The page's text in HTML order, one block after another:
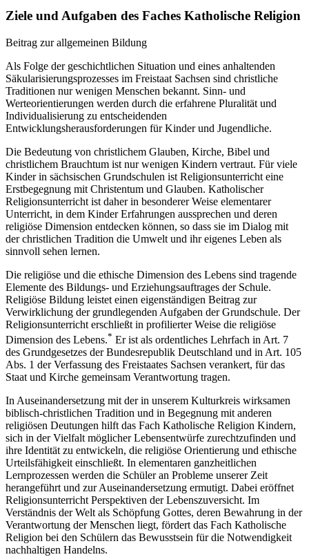
Ziele und Aufgaben des Faches Katholische Religion
Beitrag zur allgemeinen Bildung
Als Folge der geschichtlichen Situation und eines anhaltenden
Säkularisierungsprozesses im Freistaat Sachsen sind christliche
Traditionen nur wenigen Menschen bekannt. Sinn- und
Werteorientierungen werden durch die erfahrene Pluralität und
Individualisierung zu entscheidenden
Entwicklungsherausforderungen für Kinder und Jugendliche.
Die Bedeutung von christlichem Glauben, Kirche, Bibel und
christlichem Brauchtum ist nur wenigen Kindern vertraut. Für viele
Kinder in sächsischen Grundschulen ist Religionsunterricht eine
Erstbegegnung mit Christentum und Glauben. Katholischer
Religionsunterricht ist daher in besonderer Weise elementarer
Unterricht, in dem Kinder Erfahrungen aussprechen und deren
religiöse Dimension entdecken können, so dass sie im Dialog mit
der christlichen Tradition die Umwelt und ihr eigenes Leben als
sinnvoll sehen lernen.
Die religiöse und die ethische Dimension des Lebens sind tragende
Elemente des Bildungs- und Erziehungsauftrages der Schule.
Religiöse Bildung leistet einen eigenständigen Beitrag zur
Verwirklichung der grundlegenden Aufgaben der Grundschule. Der
Religionsunterricht erschließt in profilierter Weise die religiöse
Dimension des Lebens.* Er ist als ordentliches Lehrfach in Art. 7
des Grundgesetzes der Bundesrepublik Deutschland und in Art. 105
Abs. 1 der Verfassung des Freistaates Sachsen verankert, für das
Staat und Kirche gemeinsam Verantwortung tragen.
In Auseinandersetzung mit der in unserem Kulturkreis wirksamen
biblisch-christlichen Tradition und in Begegnung mit anderen
religiösen Deutungen hilft das Fach Katholische Religion Kindern,
sich in der Vielfalt möglicher Lebensentwürfe zurechtzufinden und
ihre Identität zu entwickeln, die religiöse Orientierung und ethische
Urteilsfähigkeit einschließt. In elementaren ganzheitlichen
Lernprozessen werden die Schüler an Probleme unserer Zeit
herangeführt und zur Auseinandersetzung ermutigt. Dabei eröffnet
Religionsunterricht Perspektiven der Lebenszuversicht. Im
Verständnis der Welt als Schöpfung Gottes, deren Bewahrung in der
Verantwortung der Menschen liegt, fördert das Fach Katholische
Religion bei den Schülern das Bewusstsein für die Notwendigkeit
nachhaltigen Handelns.